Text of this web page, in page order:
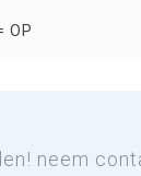
OP
neem